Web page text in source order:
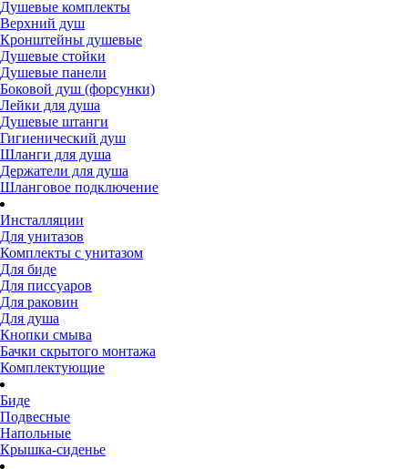
Душевые комплекты
Верхний душ
Кронштейны душевые
Душевые стойки
Душевые панели
Боковой душ (форсунки)
Лейки для душа
Душевые штанги
Гигиенический душ
Шланги для душа
Держатели для душа
Шланговое подключение
Инсталляции
Для унитазов
Комплекты с унитазом
Для биде
Для писсуаров
Для раковин
Для душа
Кнопки смыва
Бачки скрытого монтажа
Комплектующие
Биде
Подвесные
Напольные
Крышка-сиденье